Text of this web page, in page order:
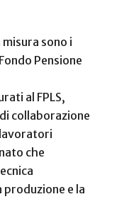
sono i
Pensione
al FPLS,
collaborazione
lavoratori
che
e la